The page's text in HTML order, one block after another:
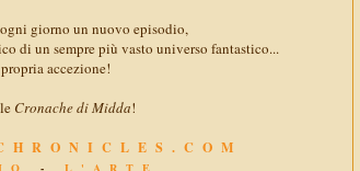
giorno un nuovo episodio,
di un sempre più vasto universo fantastico...
accezione!
Cronache di Midda!
- L'ARTE